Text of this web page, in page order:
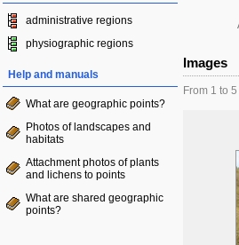
administrative regions
physiographic regions
Help and manuals
What are geographic points?
Photos of landscapes and
habitats
Attachment photos of plants
and lichens to points
What are shared geographic
points?
Images
From 1 to